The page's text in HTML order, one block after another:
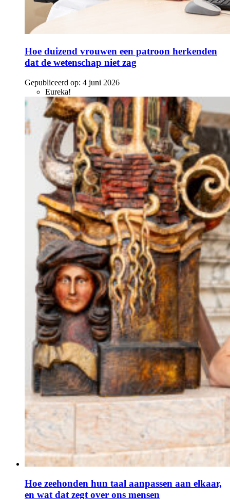
Hoe duizend vrouwen een patroon herkenden
dat de wetenschap niet zag
Gepubliceerd op: 4 juni 2026
Eureka!
Hoe zeehonden hun taal aanpassen aan elkaar,
en wat dat zegt over ons mensen